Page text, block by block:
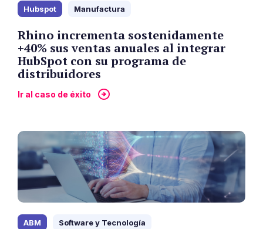
Hubspot Manufactura
Rhino incrementa sostenidamente
+40% sus ventas anuales al integrar
HubSpot con su programa de
distribuidores
Ir al caso de éxito
ABM Software y Tecnología